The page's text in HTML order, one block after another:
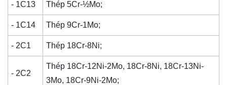
- 1C13 Thép 5Cr-½Mo;
- 1C14 Thép 9Cr-1Mo;
- 2C1 Thép 18Cr-8Ni;
- 2C2
Thép 18Cr-12Ni-2Mo, 18Cr-8Ni, 18Cr-13Ni-
3Mo, 18Cr-9Ni-2Mo;